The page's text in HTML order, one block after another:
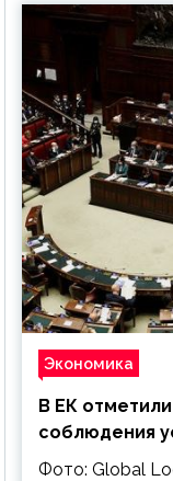
Экономика
В ЕК
соблюдения
контрактов с
Фото: Global